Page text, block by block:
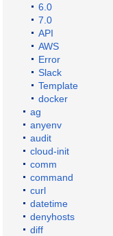
6.0
7.0
API
AWS
Error
Slack
Template
docker
ag
anyenv
audit
cloud-init
comm
command
curl
datetime
denyhosts
diff